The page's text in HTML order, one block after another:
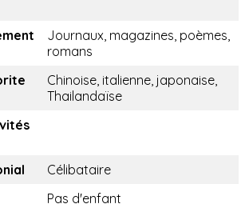
Journaux, magazines, poèmes,
romans
Chinoise, italienne, japonaise,
Thailandaïse
Célibataire
Pas d'enfant